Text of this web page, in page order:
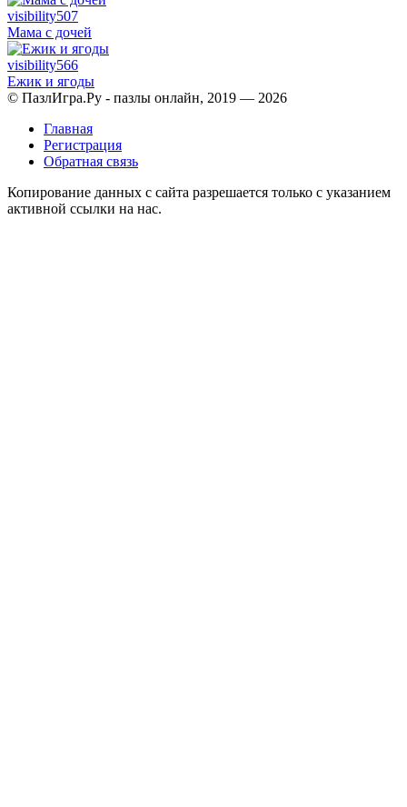
visibility507
Мама с дочей
visibility566
Ежик и ягоды
© ПазлИгра.Ру - пазлы онлайн, 2019 — 2026
Главная
Регистрация
Обратная связь
Копирование данных с сайта разрешается только с указанием
активной ссылки на нас.